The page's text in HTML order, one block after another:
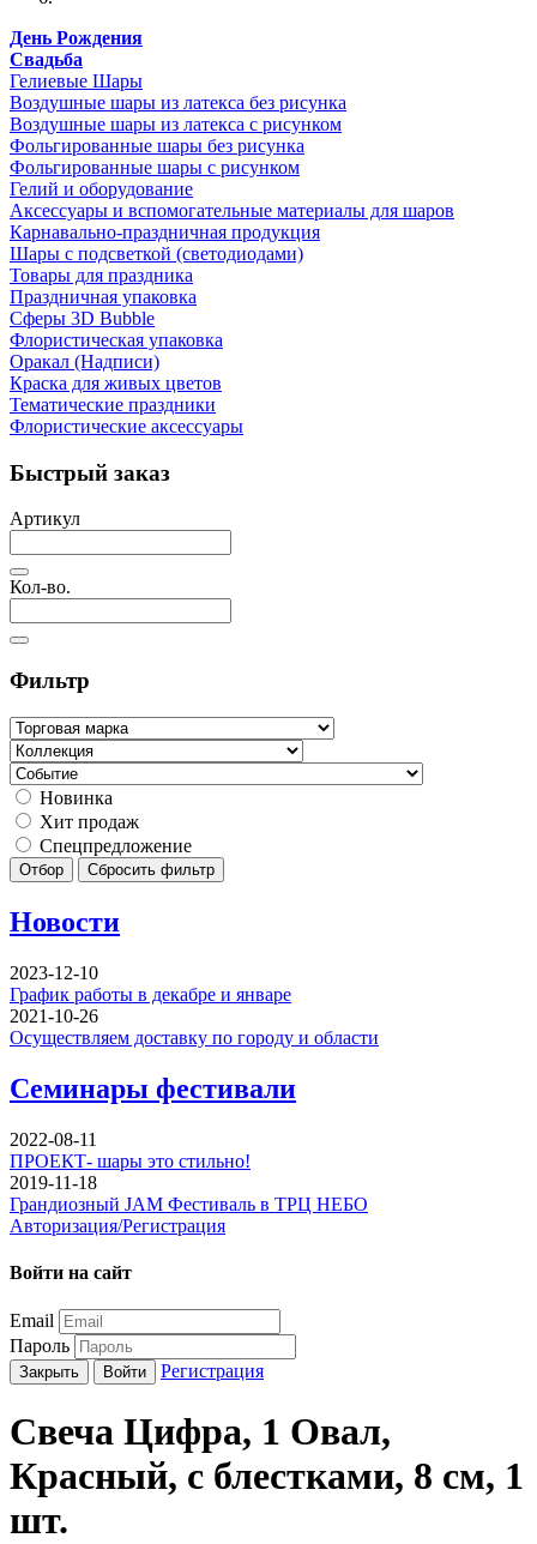
День Рождения
Свадьба
Гелиевые Шары
Воздушные шары из латекса без рисунка
Воздушные шары из латекса с рисунком
Фольгированные шары без рисунка
Фольгированные шары с рисунком
Гелий и оборудование
Аксессуары и вспомогательные материалы для шаров
Карнавально-праздничная продукция
Шары с подсветкой (светодиодами)
Товары для праздника
Праздничная упаковка
Сферы 3D Bubble
Флористическая упаковка
Оракал (Надписи)
Краска для живых цветов
Тематические праздники
Флористические аксессуары
Быстрый заказ
Артикул
Кол-во.
Фильтр
Новинка
Хит продаж
Спецпредложение
Отбор Сбросить фильтр
Новости
2023-12-10
График работы в декабре и январе
2021-10-26
Осуществляем доставку по городу и области
Семинары фестивали
2022-08-11
ПРОЕКТ- шары это стильно!
2019-11-18
Грандиозный JAM Фестиваль в ТРЦ НЕБО
Авторизация/Регистрация
Войти на сайт
Email
Пароль
Закрыть Войти Регистрация
Свеча Цифра, 1 Овал,
Красный, с блестками, 8 см, 1
шт.